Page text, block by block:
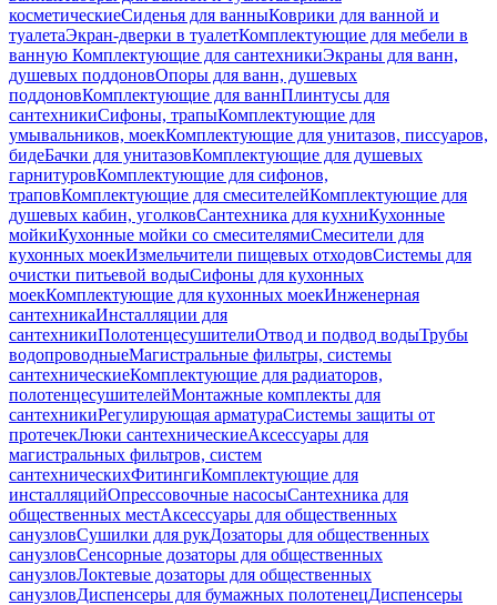
косметическиеСиденья для ванныКоврики для ванной и
туалетаЭкран-дверки в туалетКомплектующие для мебели в
ванную Комплектующие для сантехникиЭкраны для ванн,
душевых поддоновОпоры для ванн, душевых
поддоновКомплектующие для ваннПлинтусы для
сантехникиСифоны, трапыКомплектующие для
умывальников, моекКомплектующие для унитазов, писсуаров,
бидеБачки для унитазовКомплектующие для душевых
гарнитуровКомплектующие для сифонов,
траповКомплектующие для смесителейКомплектующие для
душевых кабин, уголковСантехника для кухниКухонные
мойкиКухонные мойки со смесителямиСмесители для
кухонных моекИзмельчители пищевых отходовСистемы для
очистки питьевой водыСифоны для кухонных
моекКомплектующие для кухонных моекИнженерная
сантехникаИнсталляции для
сантехникиПолотенцесушителиОтвод и подвод водыТрубы
водопроводныеМагистральные фильтры, системы
сантехническиеКомплектующие для радиаторов,
полотенцесушителейМонтажные комплекты для
сантехникиРегулирующая арматураСистемы защиты от
протечекЛюки сантехническиеАксессуары для
магистральных фильтров, систем
сантехническихФитингиКомплектующие для
инсталляцийОпрессовочные насосыСантехника для
общественных местАксессуары для общественных
санузловСушилки для рукДозаторы для общественных
санузловСенсорные дозаторы для общественных
санузловЛоктевые дозаторы для общественных
санузловДиспенсеры для бумажных полотенецДиспенсеры